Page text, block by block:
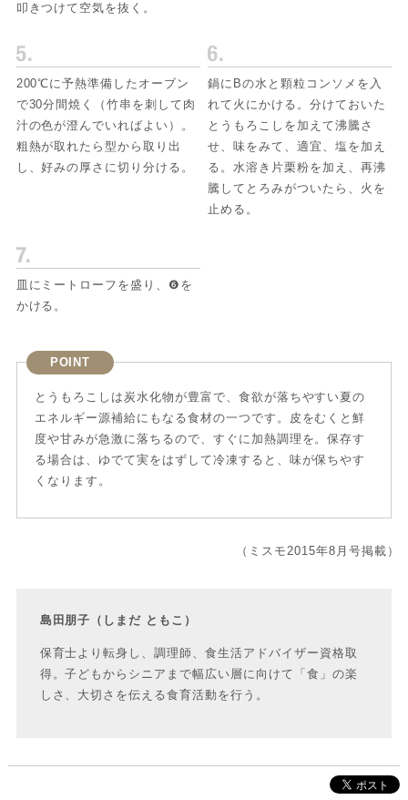
叩きつけて空気を抜く。
200℃に予熱準備したオーブン
で30分間焼く（竹串を刺して肉
汁の色が澄んでいればよい）。
粗熱が取れたら型から取り出
し、好みの厚さに切り分ける。
鍋にBの水と顆粒コンソメを入
れて火にかける。分けておいた
とうもろこしを加えて沸騰さ
せ、味をみて、適宜、塩を加え
る。水溶き片栗粉を加え、再沸
騰してとろみがついたら、火を
止める。
皿にミートローフを盛り、❻を
かける。
POINT
とうもろこしは炭水化物が豊富で、食欲が落ちやすい夏の
エネルギー源補給にもなる食材の一つです。皮をむくと鮮
度や甘みが急激に落ちるので、すぐに加熱調理を。保存す
る場合は、ゆでて実をはずして冷凍すると、味が保ちやす
くなります。
（ミスモ2015年8月号掲載）
島田朋子（しまだ ともこ）
保育士より転身し、調理師、食生活アドバイザー資格取
得。子どもからシニアまで幅広い層に向けて「食」の楽
しさ、大切さを伝える食育活動を行う。